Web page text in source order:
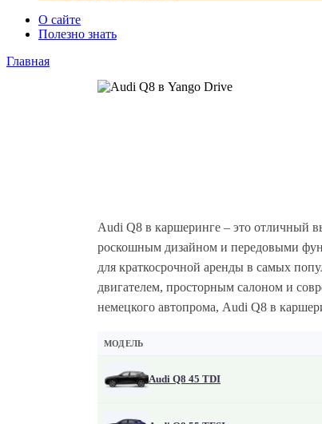
О сайте
Полезно знать
Главная
Audi Q8 в каршеринге – это отличный
роскошным дизайном и передовыми
для краткосрочной аренды в самых
двигателем, просторным салоном и
немецкого автопрома, Audi Q8 в
МОДЕЛЬ
Audi Q8 45 TDI